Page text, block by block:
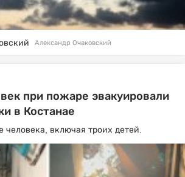
Александр Очаковский
при пожаре эвакуировали
в Костанае
человека, включая троих детей.